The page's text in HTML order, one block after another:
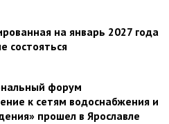
на январь 2027 года
состояться
форум
к сетям водоснабжения и
прошел в Ярославле